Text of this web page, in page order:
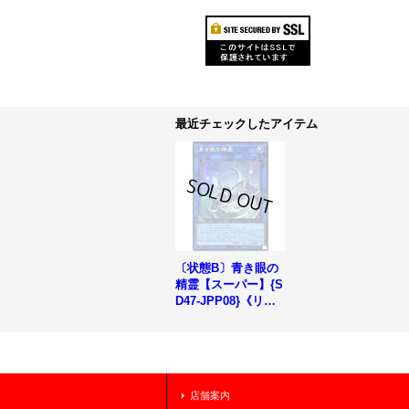
最近チェックしたアイテム
〔状態B〕青き眼の
精霊【スーパー】{S
D47-JPP08}《リン
店舗案内